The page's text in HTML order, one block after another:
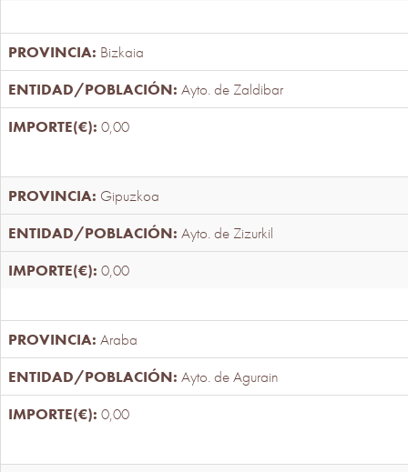
Bizkaia
Ayto. de Zaldibar
0,00
Gipuzkoa
Ayto. de Zizurkil
0,00
Araba
Ayto. de Agurain
0,00